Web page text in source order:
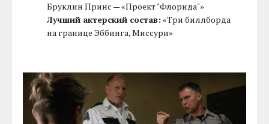
Бруклин Принс — «Проект "Флорида"»
Лучший актерский состав: «Три биллборда
на границе Эббинга, Миссури»